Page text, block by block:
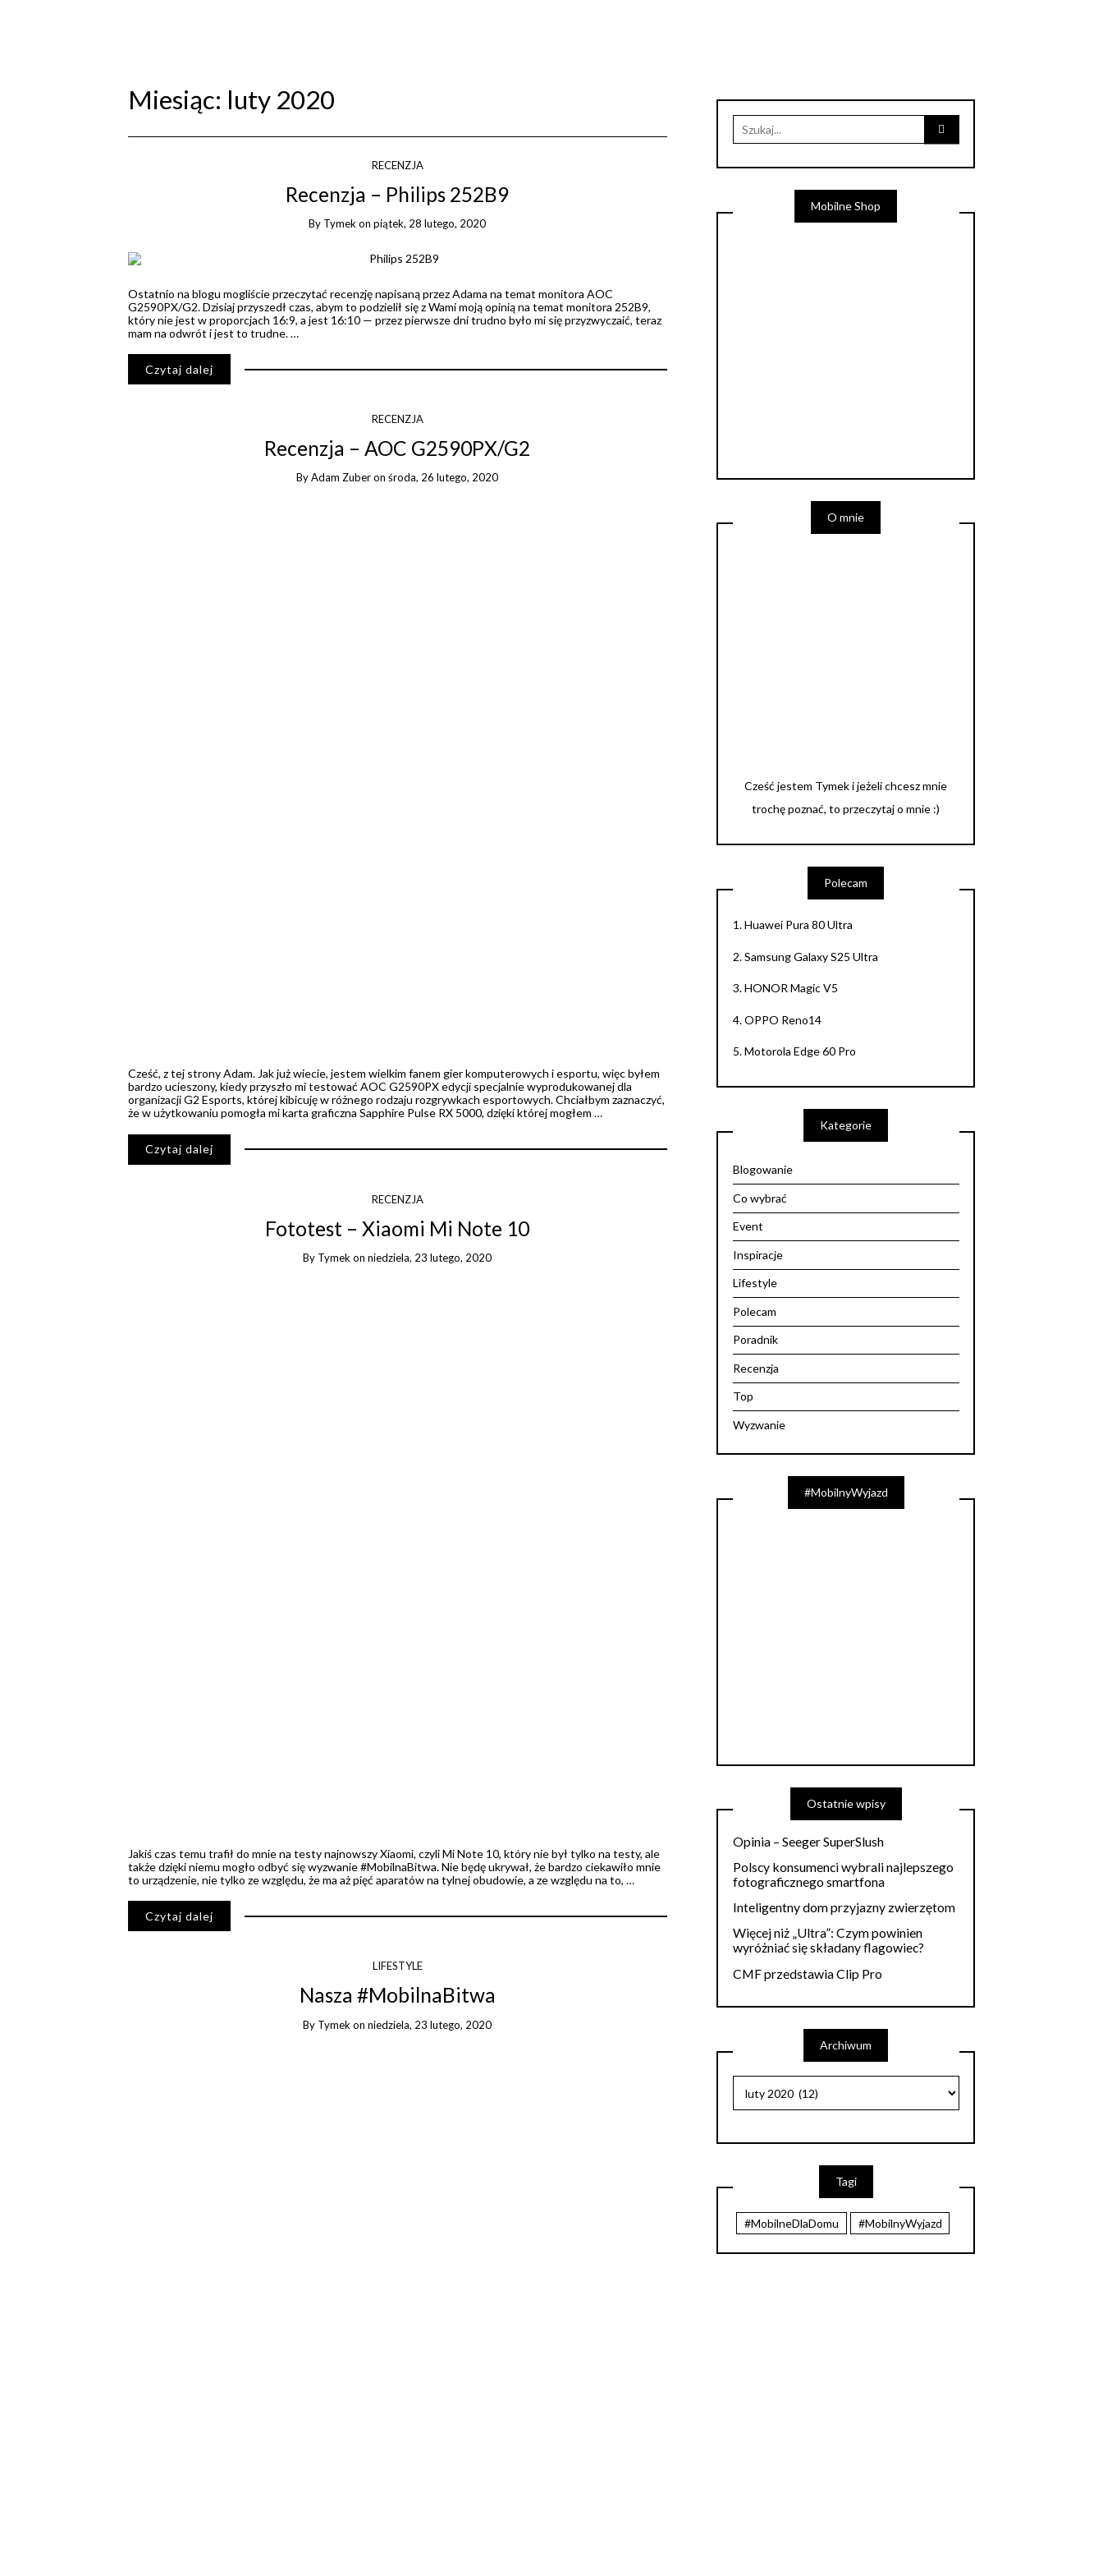
Miesiąc: luty 2020
RECENZJA
Recenzja – Philips 252B9
By Tymek onpiątek, 28 lutego, 2020
Ostatnio na blogu mogliście przeczytać recenzję napisaną przez Adama na temat monitora AOC
G2590PX/G2. Dzisiaj przyszedł czas, abym to podzielił się z Wami moją opinią na temat monitora 252B9,
który nie jest w proporcjach 16:9, a jest 16:10 — przez pierwsze dni trudno było mi się przyzwyczaić, teraz
mam na odwrót i jest to trudne. …
Czytaj dalej
RECENZJA
Recenzja – AOC G2590PX/G2
ByAdam Zuber onśroda, 26 lutego, 2020
Cześć, z tej strony Adam. Jak już wiecie, jestem wielkim fanem gier komputerowych i esportu, więc byłem
bardzo ucieszony, kiedy przyszło mi testować AOC G2590PX edycji specjalnie wyprodukowanej dla
organizacji G2 Esports, której kibicuję w różnego rodzaju rozgrywkach esportowych. Chciałbym zaznaczyć,
że w użytkowaniu pomogła mi karta graficzna Sapphire Pulse RX 5000, dzięki której mogłem …
Czytaj dalej
RECENZJA
Fototest – Xiaomi Mi Note 10
By Tymek onniedziela, 23 lutego, 2020
Jakiś czas temu trafił do mnie na testy najnowszy Xiaomi, czyli Mi Note 10, który nie był tylko na testy, ale
także dzięki niemu mogło odbyć się wyzwanie #MobilnaBitwa. Nie będę ukrywał, że bardzo ciekawiło mnie
to urządzenie, nie tylko ze względu, że ma aż pięć aparatów na tylnej obudowie, a ze względu na to, …
Czytaj dalej
LIFESTYLE
Nasza #MobilnaBitwa
By Tymek onniedziela, 23 lutego, 2020
Mobilne Shop
O mnie
Cześć jestem Tymek i jeżeli chcesz mnie
trochę poznać, to przeczytaj o mnie :)
Polecam
1.Huawei Pura 80 Ultra
2.Samsung Galaxy S25 Ultra
3.HONOR Magic V5
4.OPPO Reno14
5.Motorola Edge 60 Pro
Kategorie
Blogowanie
Co wybrać
Event
Inspiracje
Lifestyle
Polecam
Poradnik
Recenzja
Top
Wyzwanie
#MobilnyWyjazd
Ostatnie wpisy
Opinia – Seeger SuperSlush
Polscy konsumenci wybrali najlepszego
fotograficznego smartfona
Inteligentny dom przyjazny zwierzętom
Więcej niż „Ultra”: Czym powinien
wyróżniać się składany flagowiec?
CMF przedstawia Clip Pro
Archiwum
Tagi
#MobilneDlaDomu #MobilnyWyjazd